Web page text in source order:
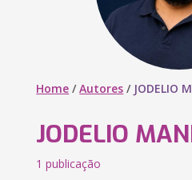
Home /Autores / JODELIO
JODELIO
1 publicação